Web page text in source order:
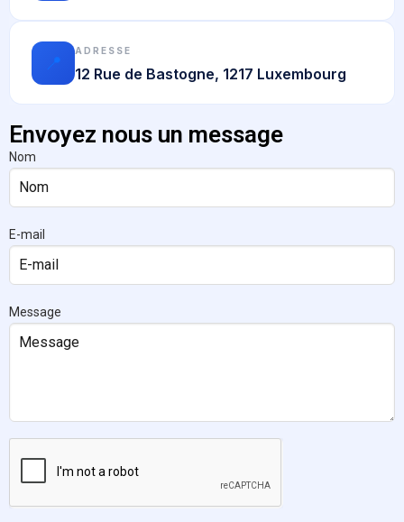
📍
ADRESSE
12 Rue de Bastogne, 1217 Luxembourg
Envoyez nous un message
Nom
E-mail
Message